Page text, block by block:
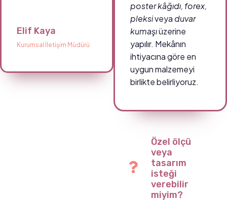
Elif Kaya
Kurumsal İletişim Müdürü
poster kâğıdı, forex,
pleksiveya duvar
kumaşıüzerine
yapılır. Mekânın
ihtiyacına göre en
uygun malzemeyi
birlikte belirliyoruz.
Özel ölçü
veya
tasarım
isteği
verebilir
miyim?